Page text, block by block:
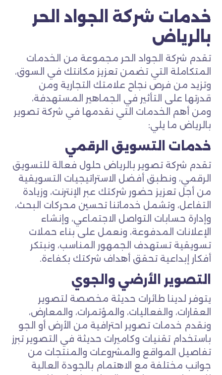
خدمات شركة الجواد الحر
بالرياض
تقدم شركة الجواد الحر مجموعة من الخدمات
المتكاملة التي تضمن تعزيز مكانتك في السوق،
وتزيد من فرص نجاح علامتك التجارية ومن
قدرتها على التأثير في الجماهير المستهدفة،
ومن أهم الخدمات التي نقدمها في شركة تصوير
بالرياض ما يلي:
خدمات التسويق الرقمي
تقدم شركة تصوير بالرياض حلول فعالة للتسويق
الرقمي، ونطبق أفضل الاستراتيجيات التسويقية
من أجل تعزيز حضور شركتك عبر الإنترنت، وزيادة
التفاعل، وتشمل خدماتنا تحسين محركات البحث،
وإدارة حسابات التواصل الاجتماعي، وإنشاء
الإعلانات المدفوعة، ونعمل على بناء حملات
تسويقية تستهدف الجمهور المناسب، ونبتكر
أفكار إبداعية تحقق أهداف شركتك بكفاءة.
التصوير الأرضي والجوي
يتوفر لدينا طائرات حديثة مخصصة لتصوير
العقارات، والفعاليات، والمؤتمرات، والمعارض،
ونقدم خدمات تصوير احترافية من الأرض أو الجو
باستخدام تقنيات وكاميرات حديثة في التصوير تبرز
تفاصيل المواقع والمشروعات والمنتجات من
جوانب مختلفة مع الاهتمام بالجودة العالية